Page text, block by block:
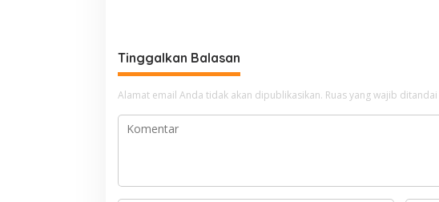
Tinggalkan Balasan
Alamat email Anda tidak akan dipublikasikan. Ruas yang wajib ditandai